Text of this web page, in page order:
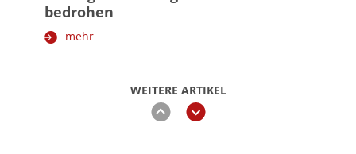
WEITERE ARTIKEL
zurückweiter
bedrohen
mehr